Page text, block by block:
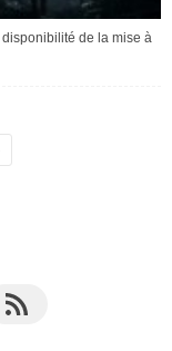
de la mise à
RSS Feed